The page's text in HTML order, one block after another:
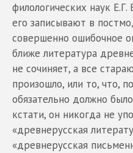
филологических наук
его записывают в
совершенно ошибочное
ближе литература
не сочиняет, а все
произошло, или то, что,
обязательно должно
кстати, он никогда не
«древнерусская
«древнерусская